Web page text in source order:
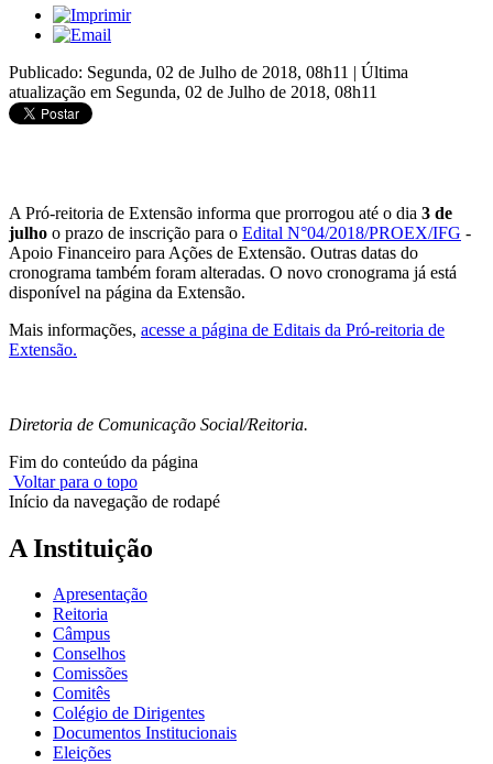
Publicado: Segunda, 02 de Julho de 2018, 08h11 | Última
atualização em Segunda, 02 de Julho de 2018, 08h11
A Pró-reitoria de Extensão informa que prorrogou até o dia 3 de
julho o prazo de inscrição para o Edital N°04/2018/PROEX/IFG -
Apoio Financeiro para Ações de Extensão. Outras datas do
cronograma também foram alteradas. O novo cronograma já está
disponível na página da Extensão.
Mais informações, acesse a página de Editais da Pró-reitoria de
Extensão.
Diretoria de Comunicação Social/Reitoria.
Fim do conteúdo da página
Voltar para o topo
Início da navegação de rodapé
A Instituição
Apresentação
Reitoria
Câmpus
Conselhos
Comissões
Comitês
Colégio de Dirigentes
Documentos Institucionais
Eleições